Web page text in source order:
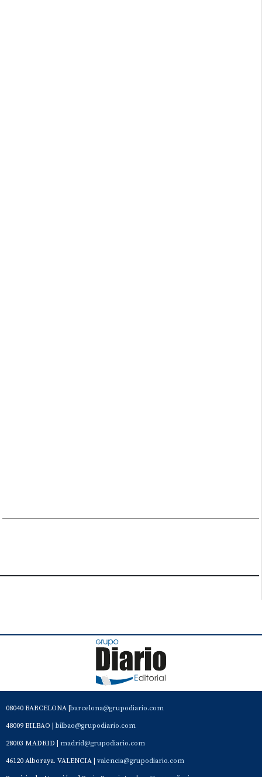
08040 BARCELONA | barcelona@grupodiario.com
48009 BILBAO | bilbao@grupodiario.com
28003 MADRID | madrid@grupodiario.com
46120 Alboraya. VALENCIA | valencia@grupodiario.com